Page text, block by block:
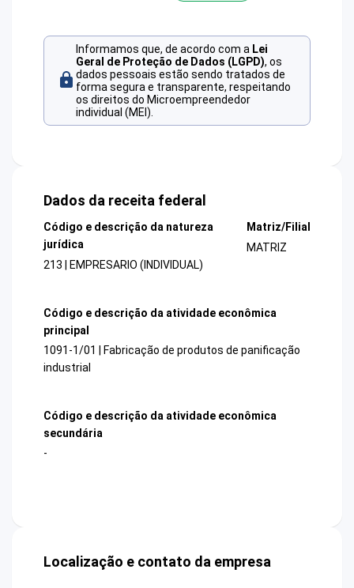
Informamos que, de acordo com a Lei
Geral de Proteção de Dados (LGPD), os
dados pessoais estão sendo tratados de
forma segura e transparente, respeitando
os direitos do Microempreendedor
individual (MEI).
Dados da receita federal
Código e descrição da natureza
jurídica
213 | EMPRESARIO (INDIVIDUAL)
Matriz/Filial
MATRIZ
Código e descrição da atividade econômica
principal
1091-1/01 | Fabricação de produtos de panificação
industrial
Código e descrição da atividade econômica
secundária
-
Localização e contato da empresa